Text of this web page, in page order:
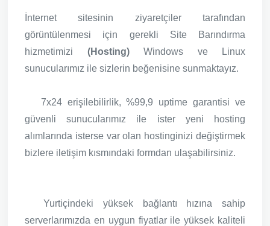
İnternet sitesinin ziyaretçiler tarafından
görüntülenmesi için gerekli Site Barındırma
hizmetimizi (Hosting)Windows ve Linux
sunucularımız ile sizlerin beğenisine sunmaktayız.
7x24 erişilebilirlik, %99,9 uptime garantisi ve
güvenli sunucularımız ile ister yeni hosting
alımlarında isterse var olan hostinginizi değiştirmek
bizlere iletişim kısmındaki formdan ulaşabilirsiniz.
Yurtiçindeki yüksek bağlantı hızına sahip
serverlarımızda en uygun fiyatlar ile yüksek kaliteli